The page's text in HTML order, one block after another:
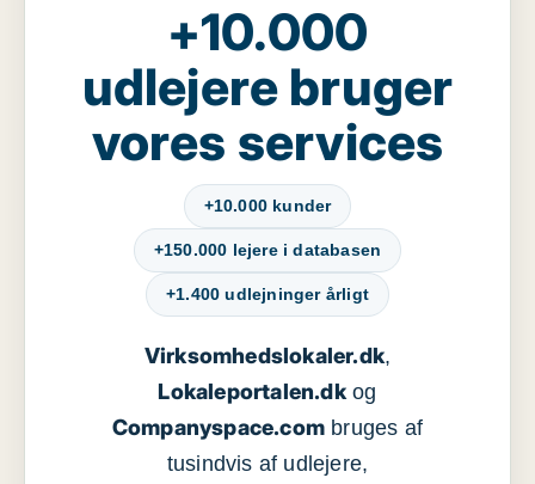
+10.000
udlejere bruger
vores services
+10.000 kunder
+150.000 lejere i databasen
+1.400 udlejninger årligt
Virksomhedslokaler.dk,
Lokaleportalen.dkog
Companyspace.com bruges af
tusindvis af udlejere,